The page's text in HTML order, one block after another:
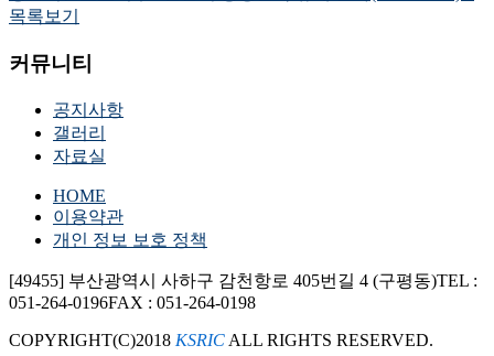
목록보기
커뮤니티
공지사항
갤러리
자료실
HOME
이용약관
개인 정보 보호 정책
[49455] 부산광역시 사하구 감천항로 405번길 4 (구평동)TEL :
051-264-0196FAX : 051-264-0198
COPYRIGHT(C)2018 KSRIC ALL RIGHTS RESERVED.